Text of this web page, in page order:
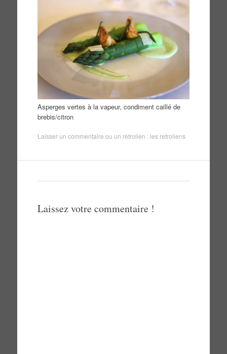
Asperges vertes à la vapeur, condiment caillé de
brebis/citron
Laisser un commentaire ou un rétrolien : les retroliens
Laissez votre commentaire !